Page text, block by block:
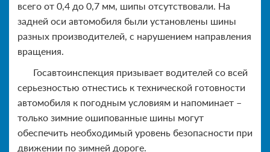
всего от 0,4 до 0,7 мм, шипы отсутствовали. На
задней оси автомобиля были установлены шины
разных производителей, с нарушением направления
вращения.
Госавтоинспекция призывает водителей со всей
серьезностью отнестись к технической готовности
автомобиля к погодным условиям и напоминает –
только зимние ошипованные шины могут
обеспечить необходимый уровень безопасности при
движении по зимней дороге.